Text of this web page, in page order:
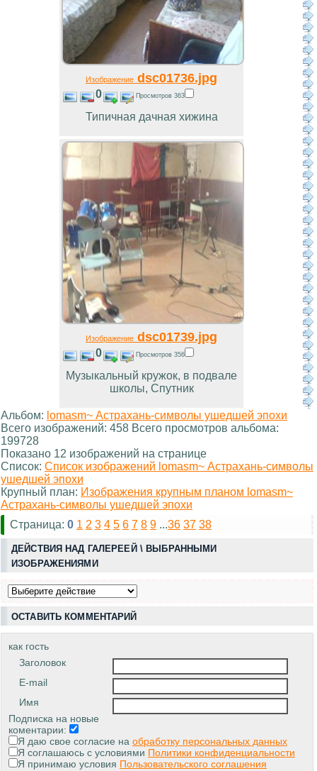
Изображение dsc01736.jpg
0 Просмотров 363
Типичная дачная хижина
Изображение dsc01739.jpg
0 Просмотров 356
Музыкальный кружок, в подвале
школы, Спутник
Альбом: lomasm~ Астрахань-символы ушедшей эпохи
Всего изображений: 458 Всего просмотров альбома:
199728
Показано 12 изображений на странице
Список: Список изображений lomasm~ Астрахань-символы
ушедшей эпохи
Крупный план: Изображения крупным планом lomasm~
Астрахань-символы ушедшей эпохи
Страница: 0 1 2 3 4 5 6 7 8 9 ...36 37 38
ДЕЙСТВИЯ НАД ГАЛЕРЕЕЙ \ ВЫБРАННЫМИ
ИЗОБРАЖЕНИЯМИ
ОСТАВИТЬ КОММЕНТАРИЙ
как гость
Заголовок
E-mail
Имя
Подписка на новые
коментарии:
Я даю свое согласие на обработку персональных данных
Я соглашаюсь с условиями Политики конфиденциальности
Я принимаю условия Пользовательского соглашения